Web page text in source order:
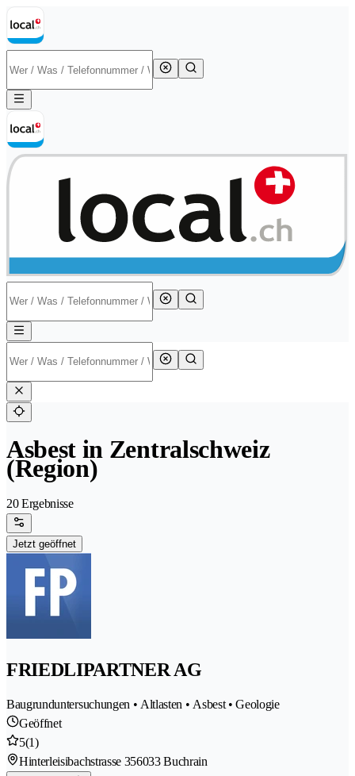
Asbest in Zentralschweiz
(Region)
20 Ergebnisse
Jetzt geöffnet
FRIEDLIPARTNER AG
Baugrunduntersuchungen • Altlasten • Asbest • Geologie
Geöffnet
5(1)
Hinterleisibachstrasse 356033 Buchrain